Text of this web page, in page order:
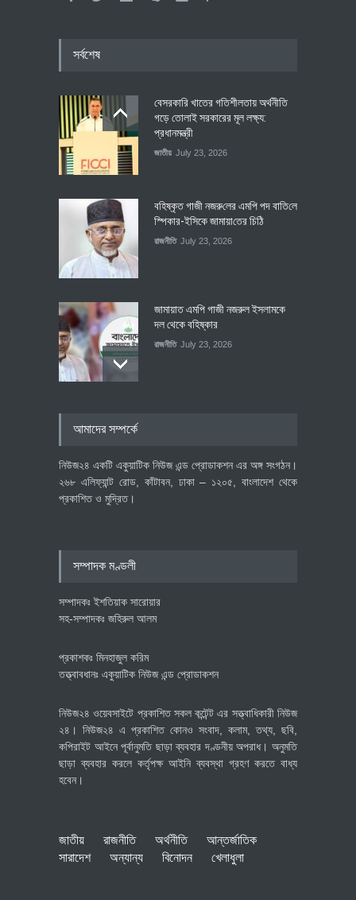
সর্বশেষ
বেসরকারি খাতের গতিশীলতায় অর্থনীতি
গড়ে তোলাই সরকারের মূল লক্ষ্য:
প্রধানমন্ত্রী
জাতীয় July 23, 2026
বহিষ্কৃত গাজী নজরু‌লের এম‌পি পদ বা‌তি‌লে
স্পিকার-ইসিকে জামায়া‌তের চি‌ঠি
রাজনীতি July 23, 2026
জামায়াত এমপি গাজী নজরুল ইসলামকে
দল থেকে বহিষ্কার
রাজনীতি July 23, 2026
আমাদের সম্পর্কে
নিউজ২৪ একটি একুয়াটিক নিউজ এন্ড প্রোডাকশন এর অঙ্গ সংগঠন।
২৬৮ এলিফ্যান্ট রোড, কাঁটাবন, ঢাকা – ১২০৫, বাংলাদেশ থেকে
প্রকাশিত ও মুদ্রিত।
সম্পাদক মণ্ডলী
সম্পাদকঃ ইশতিয়াক সারোয়ার
সহ-সম্পাদকঃ জহিরুল আলম
প্রকাশকঃ মিনহাজুল করিম
তত্ত্বাবধানঃ একুয়াটিক নিউজ এন্ড প্রোডাকশন
নিউজ২৪ ওয়েবসাইটে প্রকাশিত সকল কন্টেন্ট এর সত্ত্বাধিকারী নিউজ
২৪। নিউজ২৪ এ প্রকাশিত কোনও সংবাদ, কলাম, তথ্য, ছবি,
কপিরাইট আইনে পূর্বানুমতি ছাড়া ব্যবহার দণ্ডনীয় অপরাধ। অনুমতি
ছাড়া ব্যবহার করলে কর্তৃপক্ষ আইনি ব্যবস্থা গ্রহণ করতে বাধ্য
হবেন।
জাতীয় রাজনীতি অর্থনীতি
আন্তর্জাতিক
সারাদেশ
অন্যান্য বিনোদন খেলাধুলা